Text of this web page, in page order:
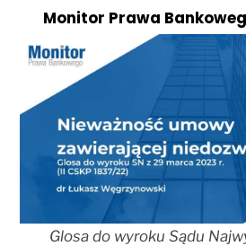
Monitor Prawa
Glosa do wyroku Sądu